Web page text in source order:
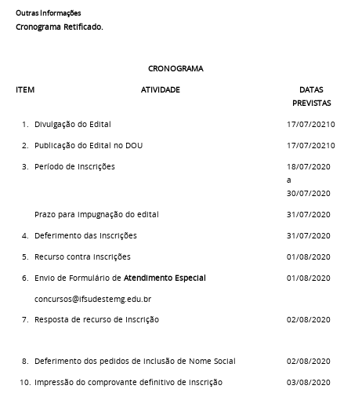
Outras Informações
Cronograma Retificado.
CRONOGRAMA
ITEM ATIVIDADE
DATAS
PREVISTAS
1. Divulgação do Edital 17/07/20210
2. Publicação do Edital no DOU 17/07/20210
3. Período de Inscrições
18/07/2020
a
30/07/2020
Prazo para impugnação do edital 31/07/2020
4. Deferimento das Inscrições 31/07/2020
5. Recurso contra inscrições 01/08/2020
6. Envio de Formulário de Atendimento Especial
concursos@ifsudestemg.edu.br
01/08/2020
7. Resposta de recurso de Inscrição 02/08/2020
8. Deferimento dos pedidos de inclusão de Nome Social 02/08/2020
10. Impressão do comprovante definitivo de inscrição 03/08/2020